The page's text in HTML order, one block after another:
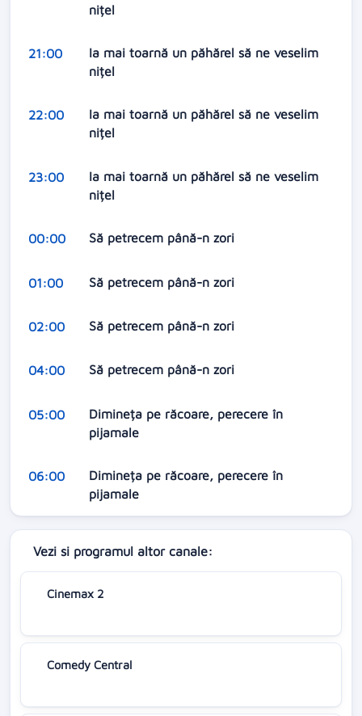
nițel
21:00
Ia mai toarnă un păhărel să ne veselim
nițel
22:00
Ia mai toarnă un păhărel să ne veselim
nițel
23:00
Ia mai toarnă un păhărel să ne veselim
nițel
00:00 Să petrecem până-n zori
01:00 Să petrecem până-n zori
02:00 Să petrecem până-n zori
04:00 Să petrecem până-n zori
05:00
Dimineța pe răcoare, perecere în
pijamale
06:00
Dimineța pe răcoare, perecere în
pijamale
Vezi si programul altor canale:
Cinemax 2
Comedy Central